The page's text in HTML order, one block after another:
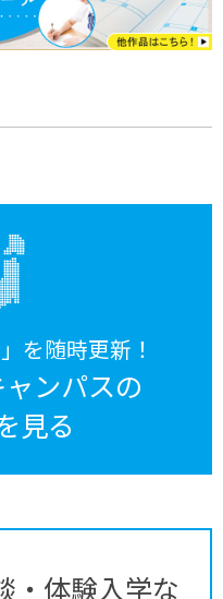
を随時更新！
ンパスの
見る
・体験入学な